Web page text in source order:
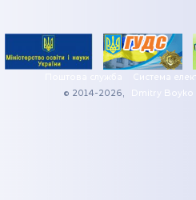
Поштова служба
Система
© 2014-2026,
Dmitry Boyko